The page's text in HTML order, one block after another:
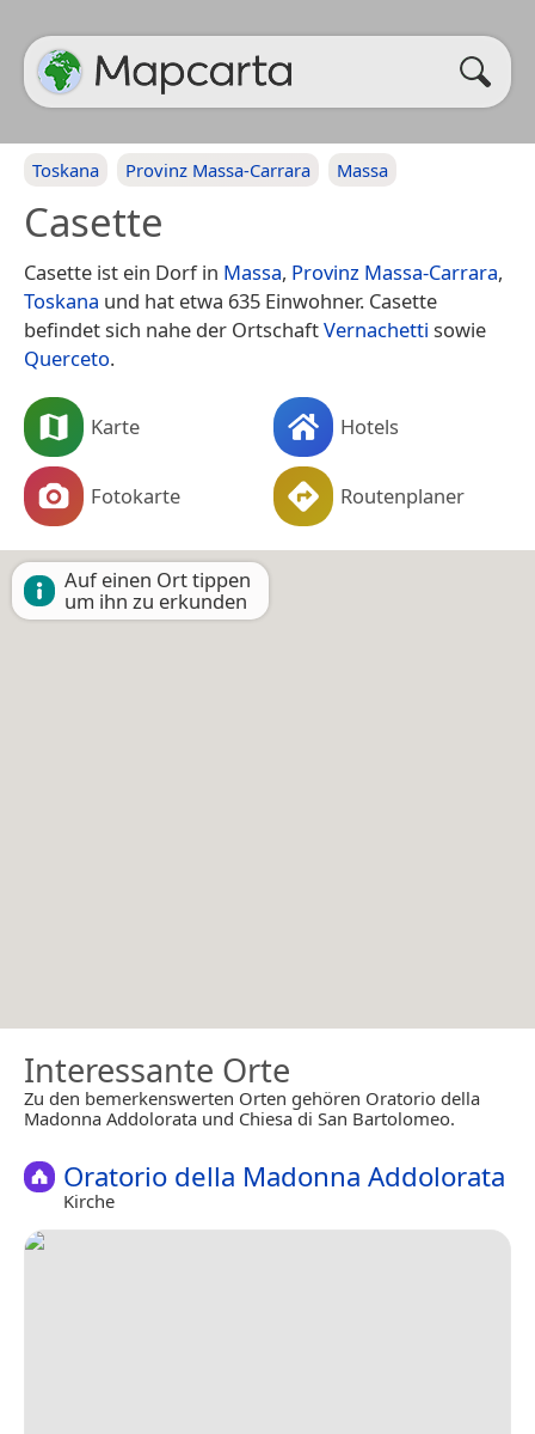
Toskana Provinz Massa-Carrara Massa
Casette
Casette ist ein Dorf in Massa, Provinz Massa-Carrara,
Toskana und hat etwa 635 Einwohner. Casette
befindet sich nahe der OrtschaftVernachetti sowie
Querceto.
Karte Hotels
Fotokarte Routenplaner
Auf einen Ort tippen
um ihn zu erkunden
Interessante Orte
Zu den bemerkenswerten Orten gehören Oratorio della
Madonna Addolorata und Chiesa di San Bartolomeo.
Oratorio della Madonna Addolorata
Kirche